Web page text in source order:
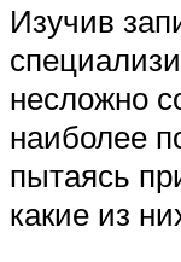
Изучив
несложно
наиболее
пытаясь
какие из